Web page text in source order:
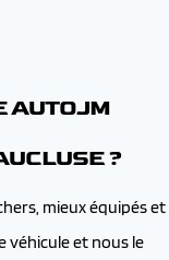
AUTOJM
?
mieux équipés et
et nous le